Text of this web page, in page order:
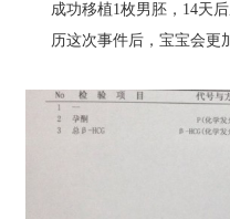
成功移植1枚男胚，14天
历这次事件后，宝宝会更